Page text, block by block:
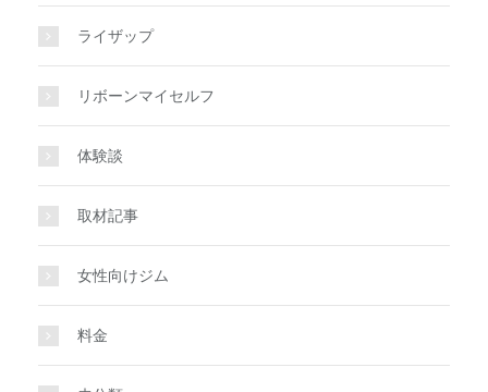
ライザップ
リボーンマイセルフ
体験談
取材記事
女性向けジム
料金